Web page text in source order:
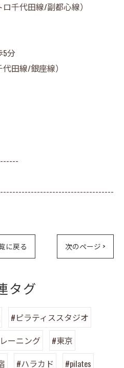
千代田線/副都心線）
5分
田線/銀座線）
に戻る 次のページ >
タグ
#ピラティススタジオ
ーニング
#東京
#ハラカド #pilates